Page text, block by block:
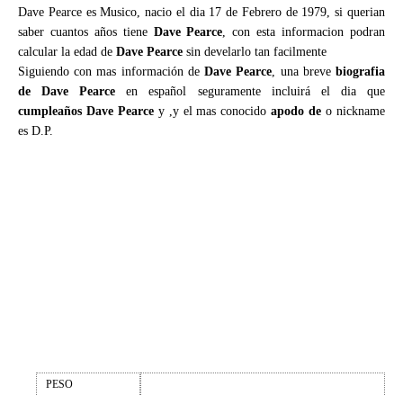
Dave Pearce es Musico, nacio el dia 17 de Febrero de 1979, si querian
saber cuantos años tiene Dave Pearce, con esta informacion podran
calcular la edad de Dave Pearce sin develarlo tan facilmente
Siguiendo con mas información deDave Pearce, una brevebiografia
de Dave Pearce en español seguramente incluirá el dia que
cumpleaños Dave Pearcey ,y el mas conocidoapodo deo nickname
es D.P.
PESO